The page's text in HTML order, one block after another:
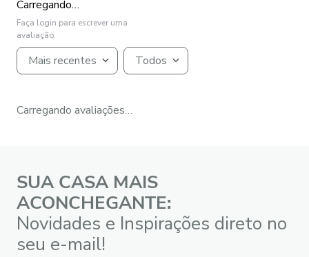
Carregando…
Faça login para escrever uma
avaliação.
Mais recentes Todos
Carregando avaliações…
SUA CASA MAIS
ACONCHEGANTE:
Novidades e Inspirações direto no
seu e-mail!